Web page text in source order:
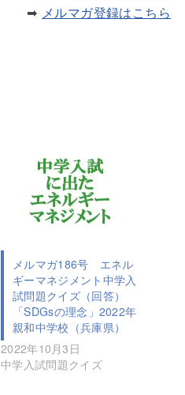
➡ メルマガ登録はこちら
メルマガ186号 エネル
ギーマネジメント中学入
試問題クイズ（回答）
「SDGsの理念」2022年
親和中学校（兵庫県）
2022年10月3日
中学入試問題クイズ